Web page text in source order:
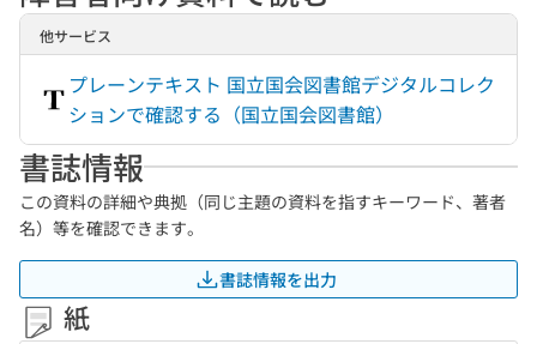
他サービス
プレーンテキスト 国立国会図書館デジタルコレク
ションで確認する（国立国会図書館）
書誌情報
この資料の詳細や典拠（同じ主題の資料を指すキーワード、著者
名）等を確認できます。
書誌情報を出力
紙